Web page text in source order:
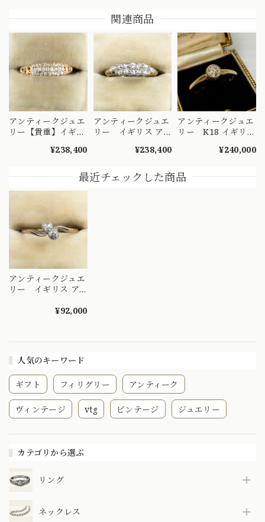
人気のキーワード
ギフト フィリグリー アンティーク
ヴィンテージ vtg ビンテージ ジュエリー
カテゴリから選ぶ
リング
ネックレス
関連商品
アンティークジュエ
リー【貴重】イギリ
ング ３ROWタイプ
ダイヤモンドがずら
DR00475
¥238,400
アンティークジュエ
リー イギリス ア
〜2列並んだ美しい
ヤモンド達の光の饗
宴〜DR00580
¥238,400
アンティークジュエ
リー K18 イギリス
~澄んだ透明感と虹
ーロピアンカットダ
イヤモンド〜ソリテ
¥240,000
最近チェックした商品
アンティークジュエ
リー イギリス ア
トワエモア
年後半から1900年
前後頃 〜愛と絆の
輝き〜 DR00652
¥92,000